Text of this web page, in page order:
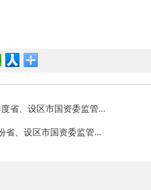
度省、设区市国资委监管...
省、设区市国资委监管...